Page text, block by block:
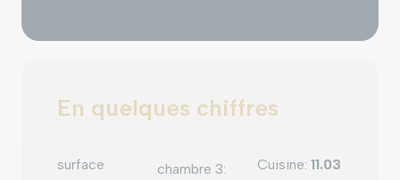
En quelques chiffres
surface
chambre 3:
Cuisine: 11.03